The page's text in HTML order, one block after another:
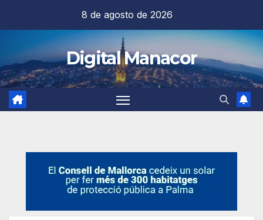
contenido
8 de agosto de 2026
Digital Manacor